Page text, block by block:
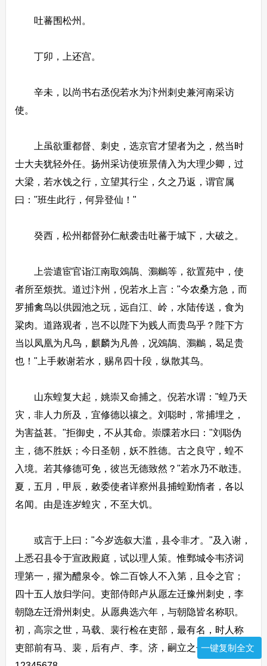
吐蕃围松州。
丁卯，上还宫。
辛未，以尚书右丞倪若水为汴州刺史兼河南采访
使。
上虽欲重都督、刺史，选京官才望者为之，然当时
士大夫犹轻外任。扬州采访使班景倩入为大理少卿，过
大梁，若水饯之行，立望其行尘，久之乃返，谓官属
曰："班生此行，何异登仙！"
癸西，松州都督孙仁献袭击吐蕃于城下，大破之。
上尝遣宦官诣江南取鵁鶄、鸂鶒等，欲置苑中，使
者所至烦扰。道过汴州，倪若水上言："今农桑方急，而
罗捕禽鸟以供园池之玩，远自江、岭，水陆传送，食为
粱肉。道路观者，岂不以陛下为贱人而贵鸟乎？陛下方
当以凤凰为凡鸟，麒麟为凡兽，况鵁鶄、鸂鶒，曷足贵
也！"上手敕谢若水，赐帛四十段，纵散其鸟。
山东蝗复大起，姚崇又命捕之。倪若水谓："蝗乃天
灾，非人力所及，宜修德以禳之。刘聪时，常捕埋之，
为害益甚。"拒御史，不从其命。崇牒若水曰："刘聪伪
主，德不胜妖；今日圣朝，妖不胜德。古之良守，蝗不
入境。若其修德可免，彼岂无德致然？"若水乃不敢违。
夏，五月，甲辰，敕委使者详察州县捕蝗勤惰者，各以
名闻。由是连岁蝗灾，不至大饥。
或言于上曰："今岁选叙大滥，县令非才。"及入谢，
上悉召县令于宣政殿庭，试以理人策。惟鄄城令韦济词
理第一，擢为醴泉令。馀二百馀人不入第，且令之官；
四十五人放归学问。吏部侍郎卢从愿左迁豫州刺史，李
朝隐左迁滑州刺史。从愿典选六年，与朝隐皆名称职。
初，高宗之世，马载、裴行检在吏部，最有名，时人称
吏部前有马、裴，后有卢、李。济，嗣立之子也。一键复制全文